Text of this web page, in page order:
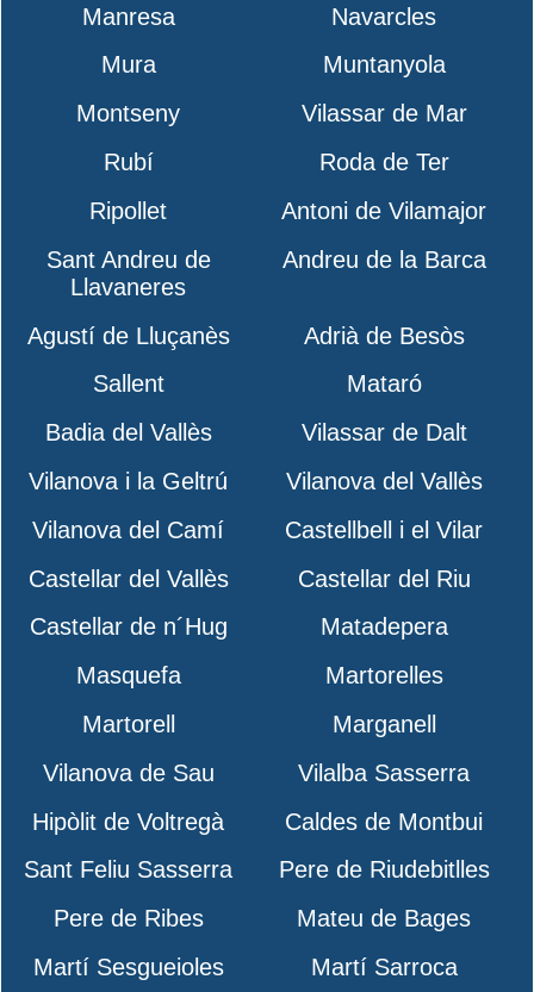
Manresa
Navarcles
Mura
Muntanyola
Montseny
Vilassar de Mar
Rubí
Roda de Ter
Ripollet
Antoni de Vilamajor
Sant Andreu de
Llavaneres
Andreu de la Barca
Agustí de Lluçanès
Adrià de Besòs
Sallent
Mataró
Badia del Vallès
Vilassar de Dalt
Vilanova i la Geltrú
Vilanova del Vallès
Vilanova del Camí
Castellbell i el Vilar
Castellar del Vallès
Castellar del Riu
Castellar de n´Hug
Matadepera
Masquefa
Martorelles
Martorell
Marganell
Vilanova de Sau
Vilalba Sasserra
Hipòlit de Voltregà
Caldes de Montbui
Sant Feliu Sasserra
Pere de Riudebitlles
Pere de Ribes
Mateu de Bages
Martí Sesgueioles
Martí Sarroca